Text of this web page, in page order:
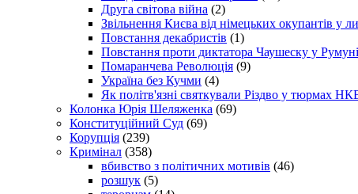
Друга світова війна (2)
Звільнення Києва від німецьких окупантів у
Повстання декабристів (1)
Повстання проти диктатора Чаушеску у
Помаранчева Революція (9)
Україна без Кучми (4)
Як політв'язні святкували Різдво у тюрмах
Колонка Юрія Шеляженка (69)
Конституційний Суд (69)
Корупція (239)
Кримінал (358)
вбивство з політичних мотивів (46)
розшук (5)